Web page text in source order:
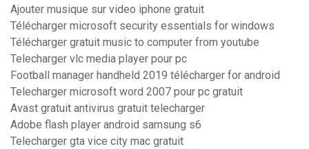
Ajouter musique sur video iphone gratuit
Télécharger microsoft security essentials for windows
Télécharger gratuit music to computer from youtube
Telecharger vlc media player pour pc
Football manager handheld 2019 télécharger for android
Telecharger microsoft word 2007 pour pc gratuit
Avast gratuit antivirus gratuit telecharger
Adobe flash player android samsung s6
Telecharger gta vice city mac gratuit